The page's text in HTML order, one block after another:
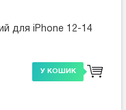
для iPhone 12-14
У КОШИК